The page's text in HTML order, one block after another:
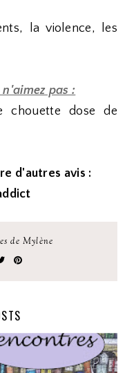
la violence, les
pas :
chouette dose de
d'autres avis :
de Mylène